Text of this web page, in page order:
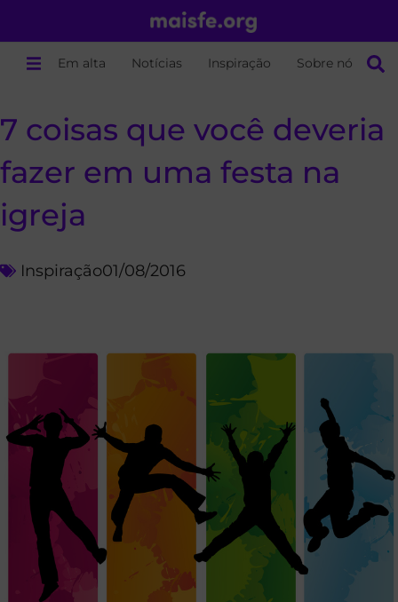
Em alta Notícias Inspiração Sobre nós
7 coisas que você deveria
fazer em uma festa na
igreja
Inspiração01/08/2016